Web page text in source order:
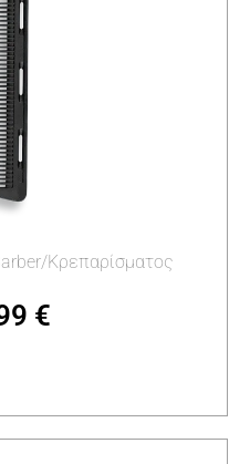
Κρεπαρίσματος
€